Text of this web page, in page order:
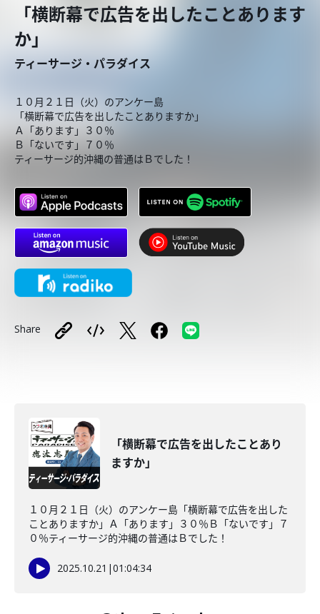
「横断幕で広告を出したことあります
か」
ティーサージ・パラダイス
１０月２１日（火）のアンケー島
「横断幕で広告を出したことありますか」
Ａ「あります」３０％
Ｂ「ないです」７０％
ティーサージ的沖縄の普通はＢでした！
Share
「横断幕で広告を出したことあり
ますか」
１０月２１日（火）のアンケー島「横断幕で広告を出した
ことありますか」Ａ「あります」３０％Ｂ「ないです」７
０％ティーサージ的沖縄の普通はＢでした！
2025.10.21 |01:04:34